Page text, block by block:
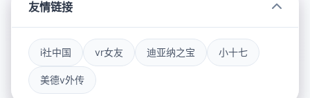
友情链接
i社中国 vr女友 迪亚纳之宝 小十七
美德v外传